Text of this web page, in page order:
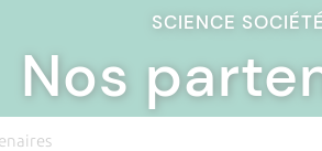
SCIENCE
Nos